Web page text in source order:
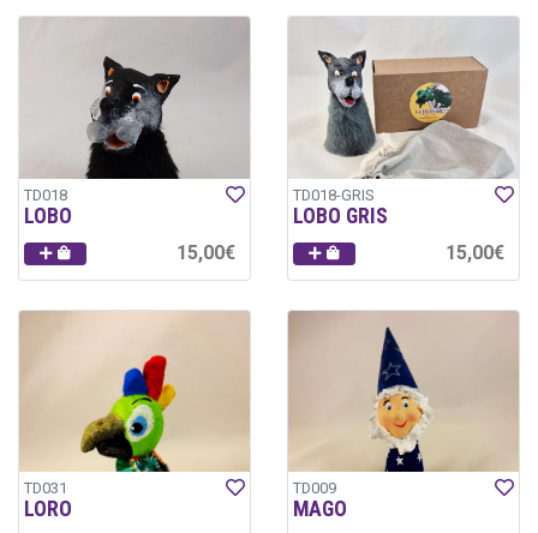
TD018
LOBO
15,00€
TD018-GRIS
LOBO GRIS
15,00€
TD031
LORO
TD009
MAGO